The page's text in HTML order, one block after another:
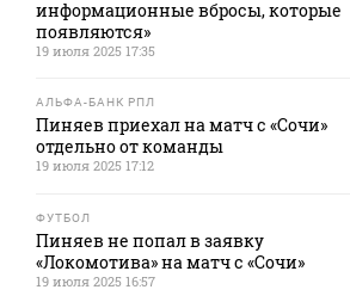
информационные вбросы, которые
появляются»
19 июля 2025 17:35
АЛЬФА-БАНК РПЛ
Пиняев приехал на матч с «Сочи»
отдельно от команды
19 июля 2025 17:12
ФУТБОЛ
Пиняев не попал в заявку
«Локомотива» на матч с «Сочи»
19 июля 2025 16:57